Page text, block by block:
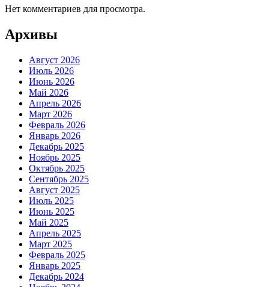
Нет комментариев для просмотра.
Архивы
Август 2026
Июль 2026
Июнь 2026
Май 2026
Апрель 2026
Март 2026
Февраль 2026
Январь 2026
Декабрь 2025
Ноябрь 2025
Октябрь 2025
Сентябрь 2025
Август 2025
Июль 2025
Июнь 2025
Май 2025
Апрель 2025
Март 2025
Февраль 2025
Январь 2025
Декабрь 2024